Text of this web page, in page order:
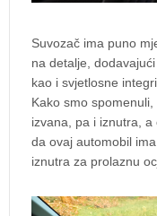
Suvozač ima puno
na detalje,
kao i svjetlosne
Kako smo
izvana, pa i iznutra,
da ovaj automobil
iznutra za prolaznu